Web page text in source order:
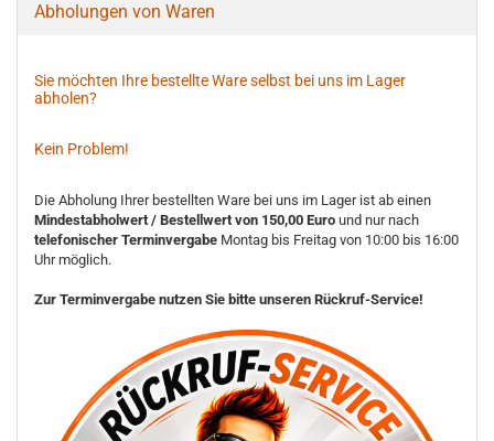
Abholungen von Waren
Sie möchten Ihre bestellte Ware selbst bei uns im Lager
abholen?
Kein Problem!
Die Abholung Ihrer bestellten Ware bei uns im Lager ist ab einen
Mindestabholwert / Bestellwert von 150,00 Euro und nur nach
telefonischer Terminvergabe Montag bis Freitag von 10:00 bis 16:00
Uhr möglich.
Zur Terminvergabe nutzen Sie bitte unseren Rückruf-Service!